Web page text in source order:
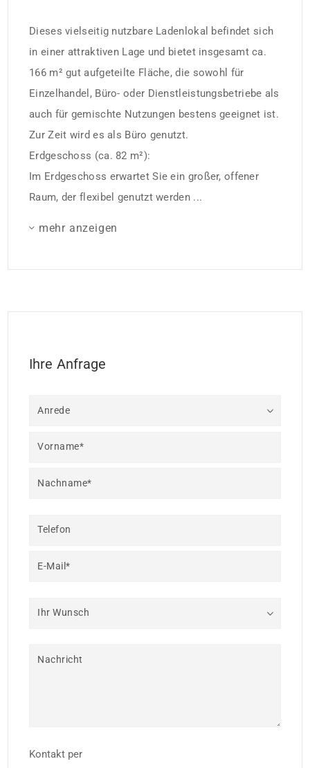
Dieses vielseitig nutzbare Ladenlokal befindet sich
in einer attraktiven Lage und bietet insgesamt ca.
166 m² gut aufgeteilte Fläche, die sowohl für
Einzelhandel, Büro- oder Dienstleistungsbetriebe als
auch für gemischte Nutzungen bestens geeignet ist.
Zur Zeit wird es als Büro genutzt.
Erdgeschoss (ca. 82 m²):
Im Erdgeschoss erwartet Sie ein großer, offener
Raum, der flexibel genutzt werden ...
mehr anzeigen
Ihre Anfrage
Anrede
Vorname*
Nachname*
Telefon
E-Mail*
Ihr Wunsch
Nachricht
Kontakt per